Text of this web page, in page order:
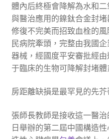
體內后終極會降解為水和
與醫治應用的鎳鈦合金封
修復不完美而招致血栓的
民病院牽頭，完整由我國
器械，經國度平安審批經
于臨床的生物可降解封堵體
房距離缺損是最罕見的先
張師長教師是接收這一醫
日舉辦的第二屆中國構造